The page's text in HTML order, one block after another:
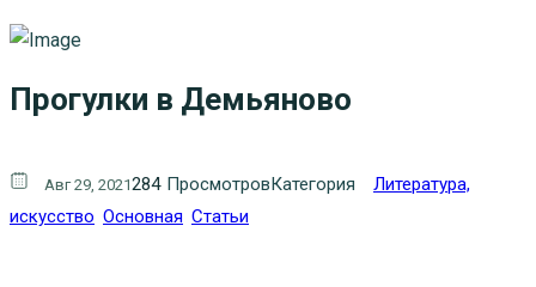
Прогулки в Демьяново
Авг 29, 2021284 ПросмотровКатегория
Литература,
искуcство Основная Статьи